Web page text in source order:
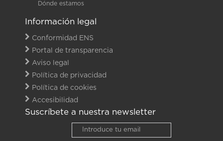
Dónde estamos
Información legal
Conformidad ENS
Portal de transparencia
Aviso legal
Política de privacidad
Política de cookies
Accesibilidad
Suscríbete a nuestra newsletter